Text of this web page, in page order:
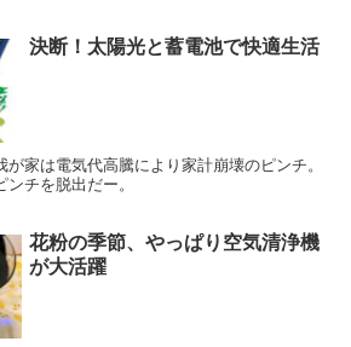
決断！太陽光と蓄電池で快適生活
家は電気代高騰により家計崩壊のピンチ。
チを脱出だー。
花粉の季節、やっぱり空気清浄機
が大活躍